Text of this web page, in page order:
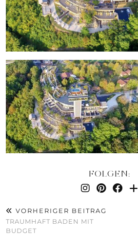
FOLGEN:
VORHERIGER BEITRAG
TRAUMHAFT BADEN MIT
BUDGET